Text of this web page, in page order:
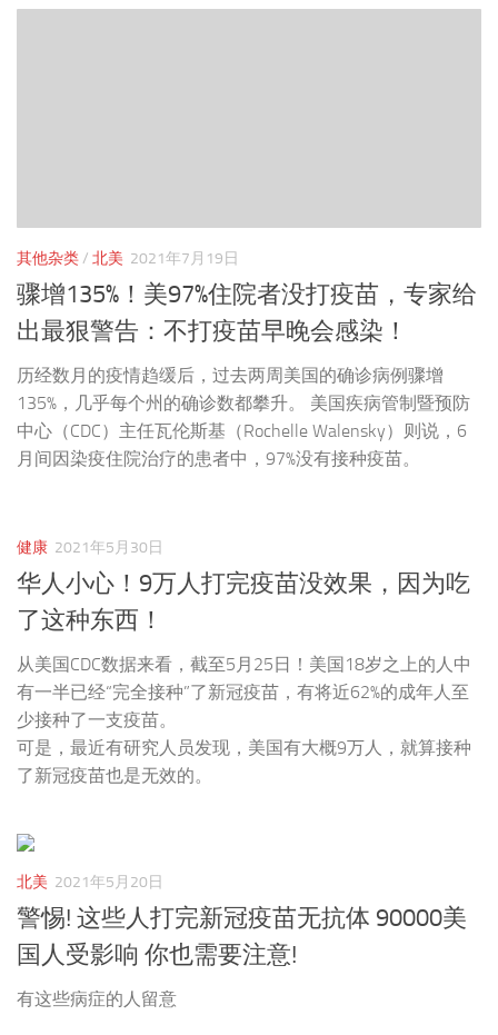
其他杂类/ 北美 2021年7月19日
骤增135%！美97%住院者没打疫苗，专家给
出最狠警告：不打疫苗早晚会感染！
历经数月的疫情趋缓后，过去两周美国的确诊病例骤增
135%，几乎每个州的确诊数都攀升。 美国疾病管制暨预防
中心（CDC）主任瓦伦斯基（Rochelle Walensky）则说，6
月间因染疫住院治疗的患者中，97%没有接种疫苗。
健康 2021年5月30日
华人小心！9万人打完疫苗没效果，因为吃
了这种东西！
从美国CDC数据来看，截至5月25日！美国18岁之上的人中
有一半已经“完全接种”了新冠疫苗，有将近62%的成年人至
少接种了一支疫苗。
可是，最近有研究人员发现，美国有大概9万人，就算接种
了新冠疫苗也是无效的。
北美 2021年5月20日
警惕! 这些人打完新冠疫苗无抗体 90000美
国人受影响 你也需要注意!
有这些病症的人留意